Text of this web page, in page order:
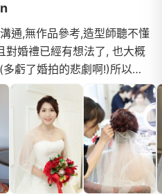
通,無作品參考,造型師聽不懂
對婚禮已經有想法了, 也大概
虧了婚拍的悲劇啊!)所以主
新秘, 尤其其中的一個關鍵造
, 會穿龍鳳褂, 中式造型中最
的喻意上GOOGLE搜尋, 居
的香港女生在做新秘! 好感度